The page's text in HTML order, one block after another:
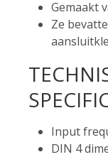
Gemaakt
Ze
Input
DIN 4